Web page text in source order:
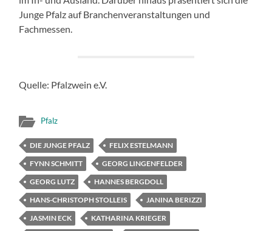
Junge Pfalz auf Branchenveranstaltungen und
Fachmessen.
Quelle: Pfalzwein e.V.
Pfalz
DIE JUNGE PFALZ
FELIX ESTELMANN
FYNN SCHMITT
GEORG LINGENFELDER
GEORG LUTZ
HANNES BERGDOLL
HANS-CHRISTOPH STOLLEIS
JANINA BERIZZI
JASMIN ECK
KATHARINA KRIEGER